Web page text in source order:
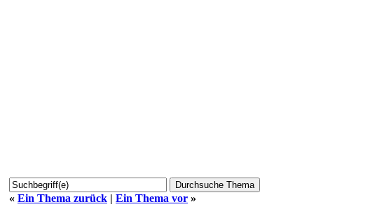
« Ein Thema zurück | Ein Thema vor »